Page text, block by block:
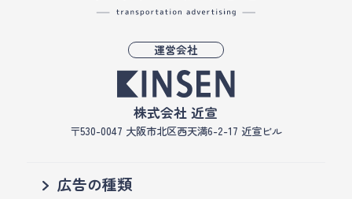
運営会社
株式会社 近宣
〒530-0047 大阪市北区西天満6-2-17 近宣ビル
広告の種類